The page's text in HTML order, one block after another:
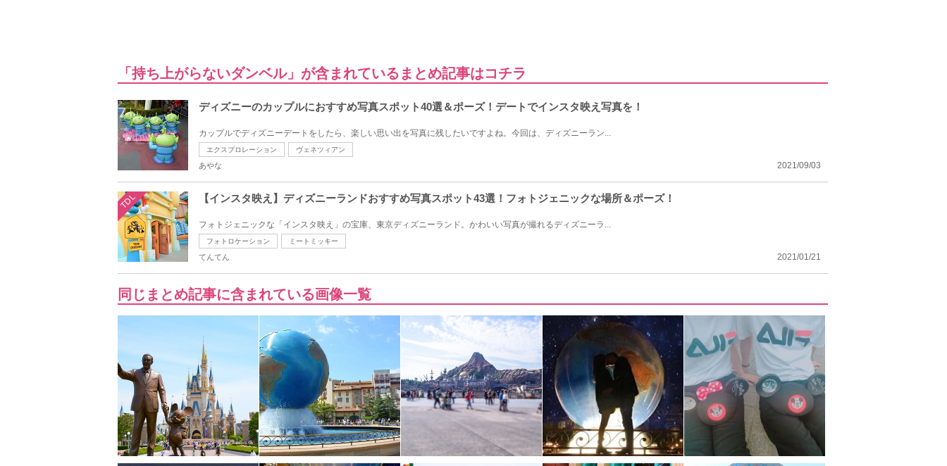
「持ち上がらないダンベル」が含まれているまとめ記事はコチラ
ディズニーのカップルにおすすめ写真スポット40選＆ポーズ！デートでインスタ映え写真を！
カップルでディズニーデートをしたら、楽しい思い出を写真に残したいですよね。今回は、ディズニーラン...
エクスプロレーション ヴェネツィアン
2021/09/03
あやな
TDL 【インスタ映え】ディズニーランドおすすめ写真スポット43選！フォトジェニックな場所＆ポーズ！
フォトジェニックな「インスタ映え」の宝庫、東京ディズニーランド。かわいい写真が撮れるディズニーラ...
フォトロケーション ミートミッキー
2021/01/21
てんてん
同じまとめ記事に含まれている画像一覧